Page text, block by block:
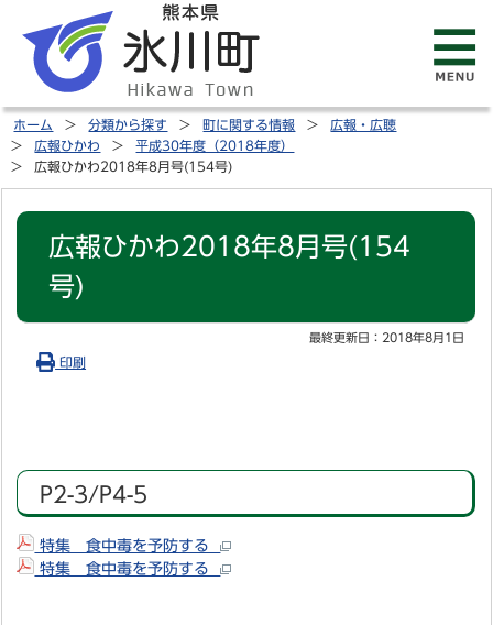
ホーム 分類から探す 町に関する情報
広報・広聴
広報ひかわ
平成30年度（2018年度）
広報ひかわ2018年8月号(154号)
広報ひかわ2018年8月号(154
号)
最終更新日： 2018年8月1日
印刷
P2-3/P4-5
特集 食中毒を予防する
特集 食中毒を予防する